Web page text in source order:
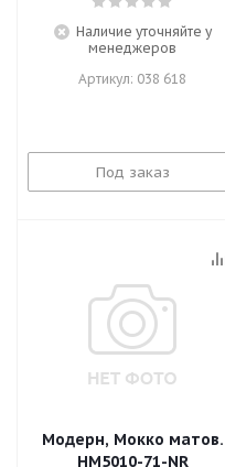
Наличие уточняйте у
менеджеров
Артикул: 038 618
Под заказ
Модерн, Мокко матов.
HM5010-71-NR